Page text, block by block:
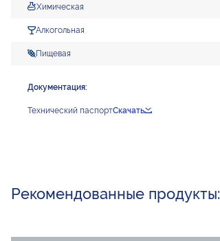
Химическая
Алкогольная
Пищевая
Документация:
Технический паспортСкачать
Рекомендованные продукты: